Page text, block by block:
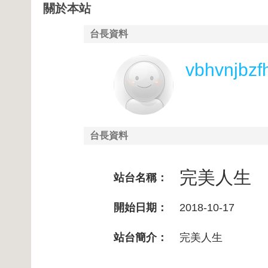
關於本站
台長資料
台長資料
站台名稱： 完美人生
開始日期： 2018-10-17
站台簡介： 完美人生